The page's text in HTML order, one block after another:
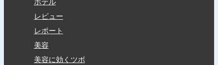
レビュー
レポート
美容
美容に効くツボ